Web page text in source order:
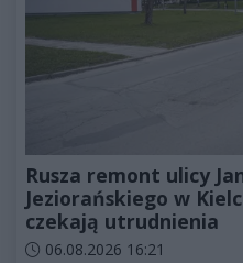
Rusza remont ulicy
Jeziorańskiego w
czekają utrudnienia
Data dodania artykułu:
06.08.2026 16:21